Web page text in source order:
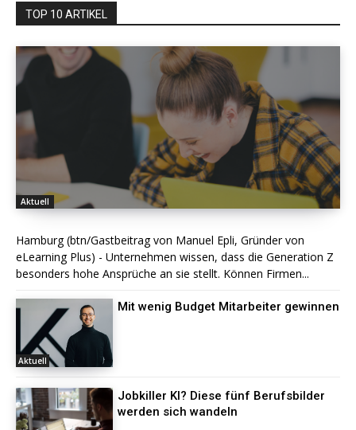
TOP 10 ARTIKEL
Aktuell
Hamburg (btn/Gastbeitrag von Manuel Epli, Gründer von
eLearning Plus) - Unternehmen wissen, dass die Generation Z
besonders hohe Ansprüche an sie stellt. Können Firmen...
Aktuell
Mit wenig Budget Mitarbeiter gewinnen
Jobkiller KI? Diese fünf Berufsbilder
werden sich wandeln